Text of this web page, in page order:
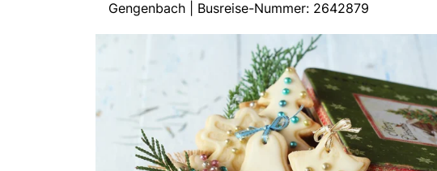
Gengenbach | Busreise-Nummer: 2642879